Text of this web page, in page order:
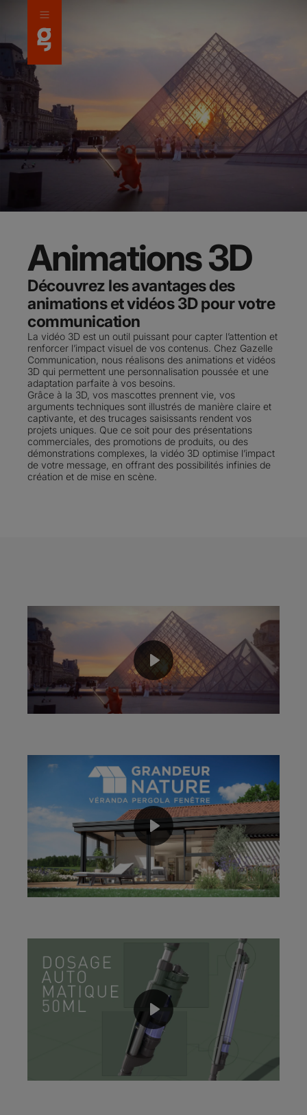
Animations 3D
Découvrez les avantages des
animations et vidéos 3D pour votre
communication
La vidéo 3D est un outil puissant pour capter l’attention et
renforcer l’impact visuel de vos contenus. Chez Gazelle
Communication, nous réalisons des animations et vidéos
3D qui permettent une personnalisation poussée et une
adaptation parfaite à vos besoins.
Grâce à la 3D, vos mascottes prennent vie, vos
arguments techniques sont illustrés de manière claire et
captivante, et des trucages saisissants rendent vos
projets uniques. Que ce soit pour des présentations
commerciales, des promotions de produits, ou des
démonstrations complexes, la vidéo 3D optimise l’impact
de votre message, en offrant des possibilités infinies de
création et de mise en scène.